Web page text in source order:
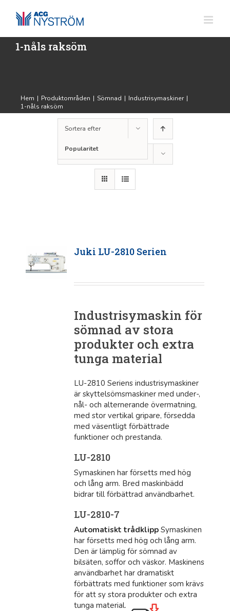
innehållet
1-nåls raksöm
Hem | Produktområden | Sömnad | Industrisymaskiner |
1-nåls raksöm
Sortera efter
Popularitet
Visa
Juki LU-2810 Serien
Industrisymaskin för
sömnad av stora
produkter och extra
tunga material
LU-2810 Seriens industrisymaskiner
är skyttelsömsmaskiner med under-,
nål- och alternerande övermatning,
med stor vertikal gripare, försedda
med väsentligt förbättrade
funktioner och prestanda.
LU-2810
Symaskinen har försetts med hög
och lång arm. Bred maskinbädd
bidrar till förbättrad användbarhet.
LU-2810-7
Automatiskt trådklippSymaskinen
har försetts med hög och lång arm.
Den är lämplig för sömnad av
bilsäten, soffor och väskor. Maskinens
användbarhet har dramatiskt
förbättrats med funktioner som krävs
för att sy stora produkter och extra
tunga material.